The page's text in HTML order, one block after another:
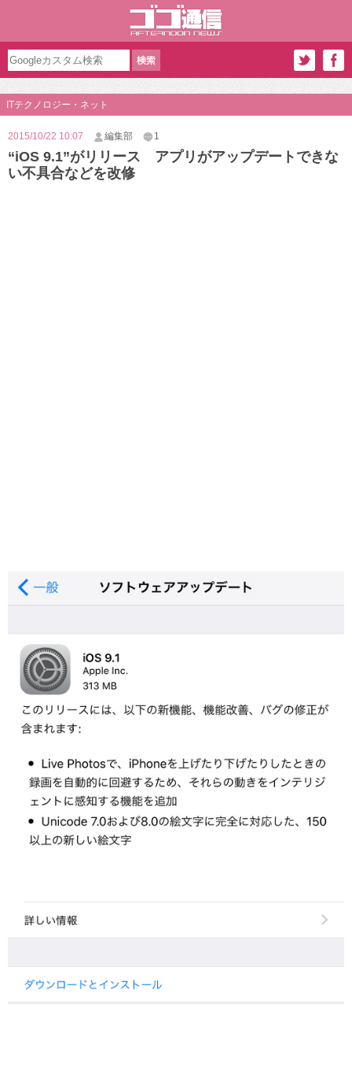
ITテクノロジー・ネット
2015/10/22 10:07 編集部 1
“iOS 9.1”がリリース アプリがアップデートできな
い不具合などを改修